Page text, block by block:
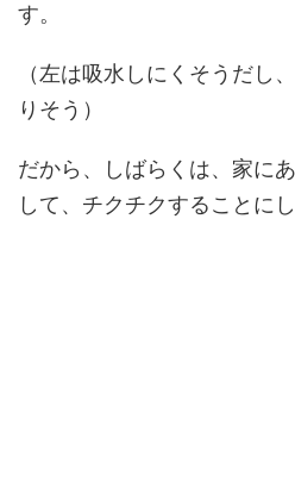
す。
（左は吸水しにくそうだし
りそう）
だから、しばらくは、家に
して、チクチクすることにし